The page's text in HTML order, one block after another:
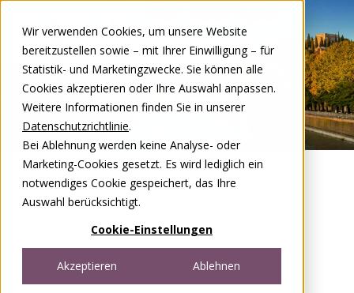
Wir verwenden Cookies, um unsere Website
bereitzustellen sowie – mit Ihrer Einwilligung – für
Statistik- und Marketingzwecke. Sie können alle
Cookies akzeptieren oder Ihre Auswahl anpassen.
Weitere Informationen finden Sie in unserer
Datenschutzrichtlinie.
Bei Ablehnung werden keine Analyse- oder
Marketing-Cookies gesetzt. Es wird lediglich ein
notwendiges Cookie gespeichert, das Ihre
Auswahl berücksichtigt.
Cookie-Einstellungen
Akzeptieren Ablehnen
DEFR
Open menu